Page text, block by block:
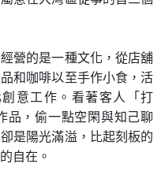
營的是一種文化，從店舖
和咖啡以至手作小食，活
意工作。看著客人「打
品，偷一點空閑與知己聊
是陽光滿溢，比起刻板的
自在。